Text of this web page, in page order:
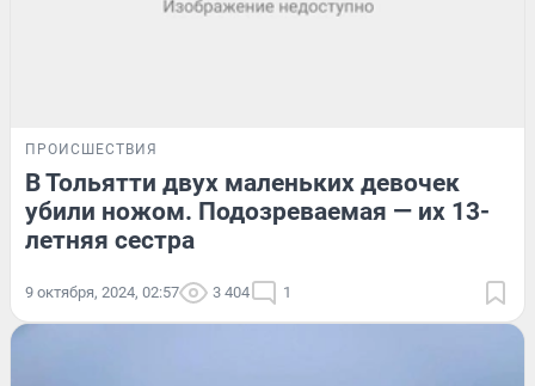
ПРОИСШЕСТВИЯ
В Тольятти двух маленьких девочек
убили ножом. Подозреваемая — их 13-
летняя сестра
9 октября, 2024, 02:57 3 404 1